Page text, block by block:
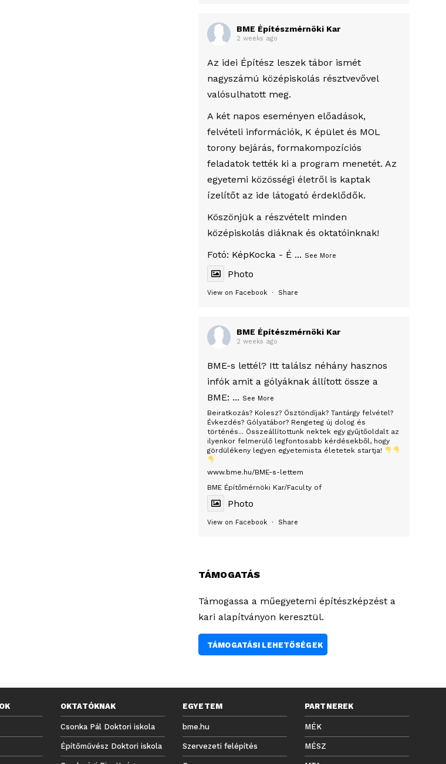
BME Építészmérnöki Kar
2 weeks ago
Az idei Építész leszek tábor ismét
nagyszámú középiskolás résztvevővel
valósulhatott meg.
A két napos eseményen előadások,
felvételi információk, K épület és MOL
torony bejárás, formakompozíciós
feladatok tették ki a program menetét. Az
egyetemi közösségi életről is kaptak
ízelítőt az ide látogató érdeklődők.
Köszönjük a részvételt minden
középiskolás diáknak és oktatóinknak!
Fotó: KépKocka - É ... See More
Photo
View on Facebook · Share
BME Építészmérnöki Kar
2 weeks ago
BME-s lettél? Itt találsz néhány hasznos
infók amit a gólyáknak állított össze a
BME:
Beiratkozás? Kolesz? Ösztöndíjak? Tantárgy felvétel?
Évkezdés? Gólyatábor? Rengeteg új dolog és
történés... Összeállítottunk nektek egy gyűjtőoldalt az
ilyenkor felmerülő legfontosabb kérdésekből, hogy
gördülékeny legyen egyetemista életetek startja!
www.bme.hu/BME-s-lettem
BME Építőmérnöki Kar/Faculty of
... See More
Photo
View on Facebook · Share
TÁMOGATÁS
Támogassa a műegyetemi építészképzést a
kari alapítványon keresztül.
TÁMOGATÁSI LEHETŐSÉGEK
OKTATÓKNAK
Csonka Pál Doktori iskola
Építőművész Doktori iskola
EGYETEM
bme.hu
Szervezeti felépítés
PARTNEREK
MÉK
MÉSZ